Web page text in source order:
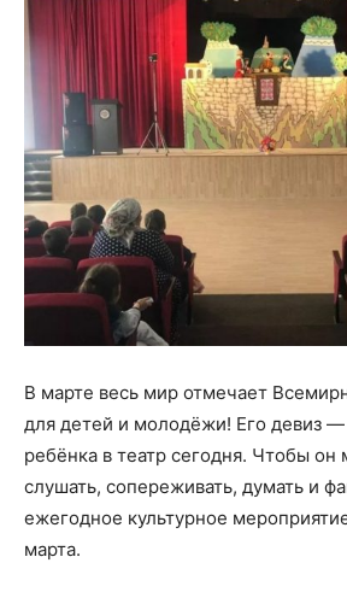
В марте весь мир отмечает
для детей и молодёжи! Его девиз —
ребёнка в театр сегодня. Чтобы он
слушать, сопереживать, думать и
ежегодное культурное
марта.